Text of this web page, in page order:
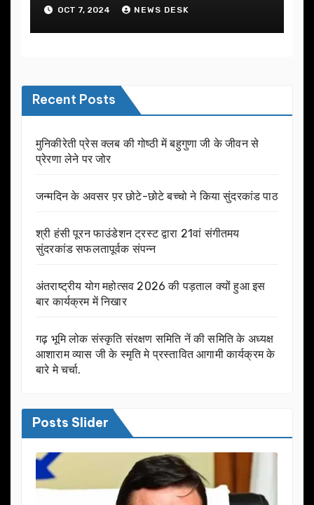
OCT 7, 2024 NEWS DESK
Recent Posts
मुनिकीरेती प्रेस क्लब की गोष्ठी में बहुगुणा जी के जीवन से
प्रेरणा लेने पर जोर
जन्मदिन के अवसर प़र छोटे-छोटे बच्चो ने किया सुंदरकांड पाठ
श्री हंसी पूरन फाउंडेशन ट्रस्ट द्वारा 21वां संगीतमय
सुंदरकांड सफलतापूर्वक संपन्न
अंतराष्ट्रीय योग महोत्सव 2026 की पड़ताल क्यों हुआ इस
बार कार्यक्रम में निखार
गढ़ भूमि लोक संस्कृति संरक्षण समिति नें की समिति के अध्यक्ष
आशाराम व्यास जी के स्मृति मे प्रस्तावित आगामी कार्यक्रम के
बारे मे चर्चा.
Posts Slider